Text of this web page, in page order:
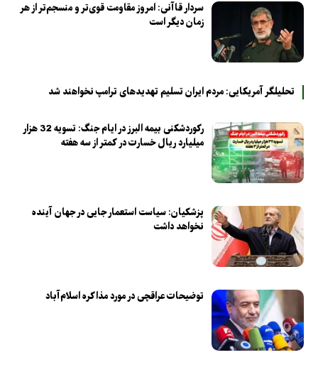
سردار قاآنی: امروز مقاومت قوی‌تر و منسجم‌تر از هر
زمان دیگر است
تحلیلگر آمریکایی: مردم ایران تسلیم تهدیدهای ترامپ نخواهند شد
رکوردشکنی بیمه البرز در ایام جنگ: تسویه 32 هزار
میلیارد ریال خسارت در کمتر از سه هفته
پزشکیان: سیاست استعمار جایی در جهان آینده
نخواهد داشت
توضیحات عراقچی در مورد مذاکره اسلام‌آباد